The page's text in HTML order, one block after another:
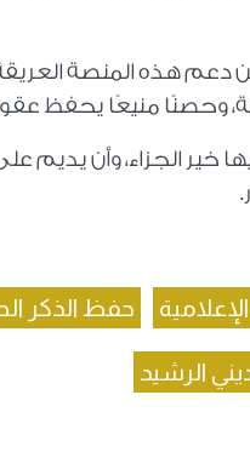
هذه المنصة
وحصنًا منيعًا يحفظ
خير الجزاء، وأن
حفظ الذكر
الرشيد